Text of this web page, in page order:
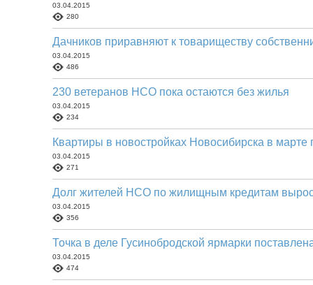
03.04.2015
280
Дачников приравняют к товариществу
03.04.2015
486
230 ветеранов НСО пока остаются без жилья
03.04.2015
234
Квартиры в новостройках Новосибирска в
03.04.2015
271
Долг жителей НСО по жилищным кредитам
03.04.2015
356
Точка в деле Гусинобродской ярмарки
03.04.2015
474